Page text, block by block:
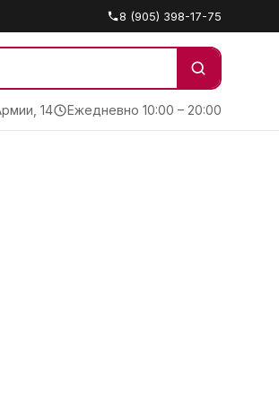
8 (905) 398-17-75
14 Ежедневно 10:00 – 20:00